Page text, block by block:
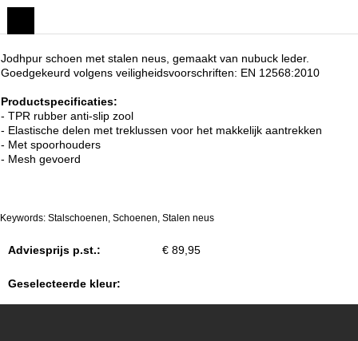
Jodhpur schoen met stalen neus, gemaakt van nubuck leder.
Goedgekeurd volgens veiligheidsvoorschriften: EN 12568:2010
Productspecificaties:
- TPR rubber anti-slip zool
- Elastische delen met treklussen voor het makkelijk aantrekken
- Met spoorhouders
- Mesh gevoerd
Keywords: Stalschoenen, Schoenen, Stalen neus
Adviesprijs p.st.: € 89,95
Geselecteerde kleur: